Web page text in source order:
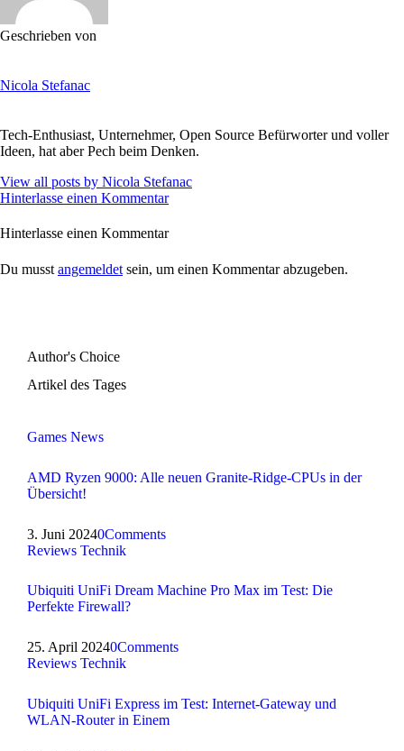
Geschrieben von
Nicola Stefanac
Tech-Enthusiast, Unternehmer, Open Source Befürworter und voller
Ideen, hat aber Pech beim Denken.
View all posts by Nicola Stefanac
Hinterlasse einen Kommentar
Hinterlasse einen Kommentar
Du musst angemeldet sein, um einen Kommentar abzugeben.
Author's Choice
Artikel des Tages
Games News
AMD Ryzen 9000: Alle neuen Granite-Ridge-CPUs in der
Übersicht!
3. Juni 20240Comments
Reviews Technik
Ubiquiti UniFi Dream Machine Pro Max im Test: Die
Perfekte Firewall?
25. April 20240Comments
Reviews Technik
Ubiquiti UniFi Express im Test: Internet-Gateway und
WLAN-Router in Einem